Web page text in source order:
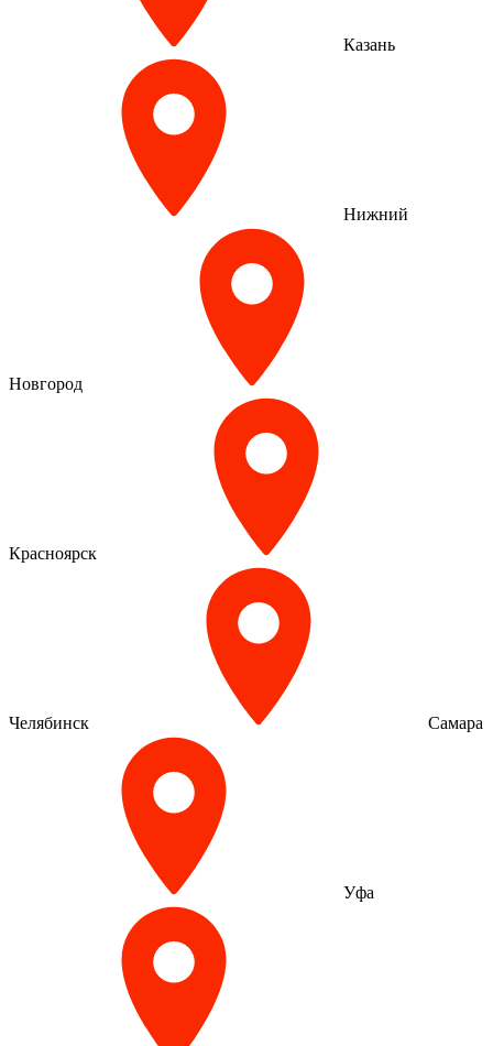
Казань
Нижний
Новгород
Красноярск
Челябинск Самара
Уфа